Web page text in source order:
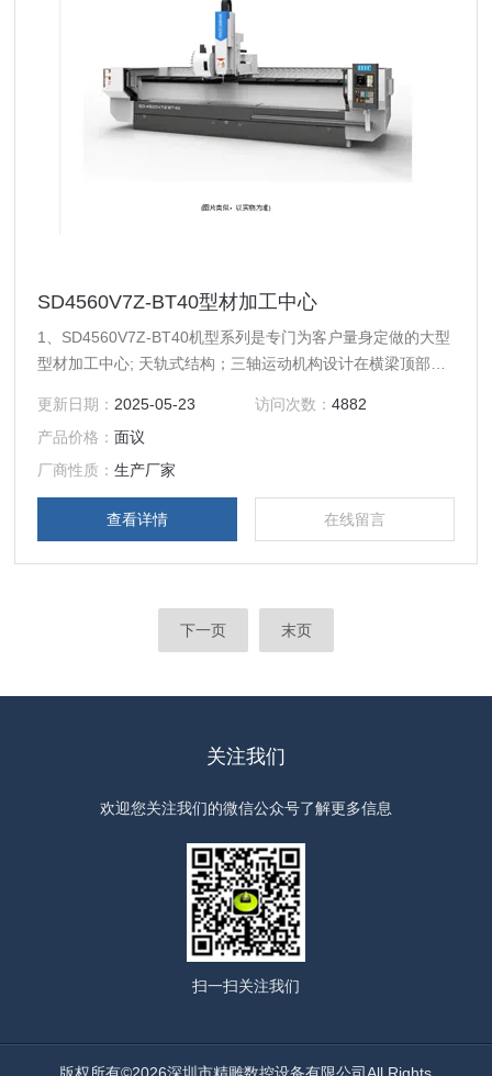
SD4560V7Z-BT40型材加工中心
1、SD4560V7Z-BT40机型系列是专门为客户量身定做的大型
型材加工中心; 天轨式结构；三轴运动机构设计在横梁顶部轻
轴主轴上下移动。 2、可另加第四旋转轴、侧铣头、探头功
能。 3、特别适用于各类钢、铜、铝、压克力、塑料等零件的
精密雕铣、扩孔、钻孔、攻牙等加工。
更新日期： 2025-05-23 访问次数： 4882
产品价格：面议
厂商性质：生产厂家
查看详情 在线留言
下一页 末页
关注我们
欢迎您关注我们的微信公众号了解更多信息
扫一扫关注我们